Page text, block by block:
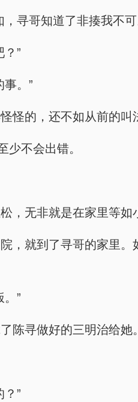
寻哥知道了非揍我不
”
。”
怪的，还不如从前的叫
少不会出错。
，无非就是在家里等如
，就到了寻哥的家里
”
陈寻做好的三明治给
”